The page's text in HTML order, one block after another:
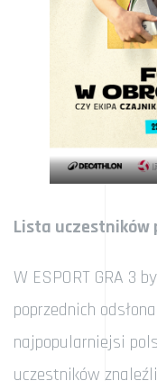
Lista uczestników
W ESPORT GRA 3
poprzednich
najpopularniejsi
uczestników